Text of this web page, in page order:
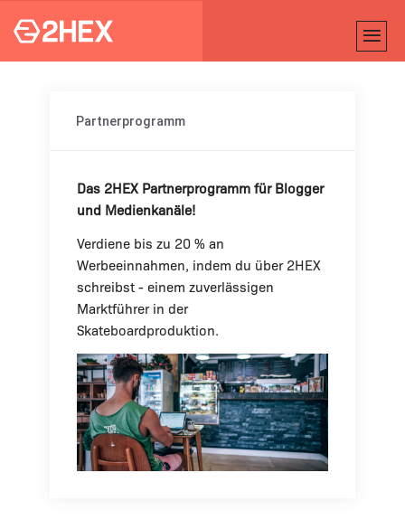
Partnerprogramm
Das 2HEX Partnerprogramm für Blogger
und Medienkanäle!
Verdiene bis zu 20 % an
Werbeeinnahmen, indem du über 2HEX
schreibst - einem zuverlässigen
Marktführer in der
Skateboardproduktion.